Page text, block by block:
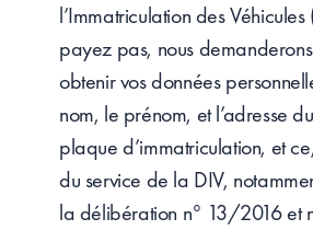
l’Immatriculation des
payez pas, nous
obtenir vos données
nom, le prénom, et l’adresse
plaque d’immatriculation, et
du service de la DIV,
la délibération n° 13/2016 et